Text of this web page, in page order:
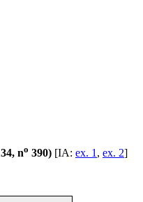
no 390) [IA: ex. 1 , ex. 2]